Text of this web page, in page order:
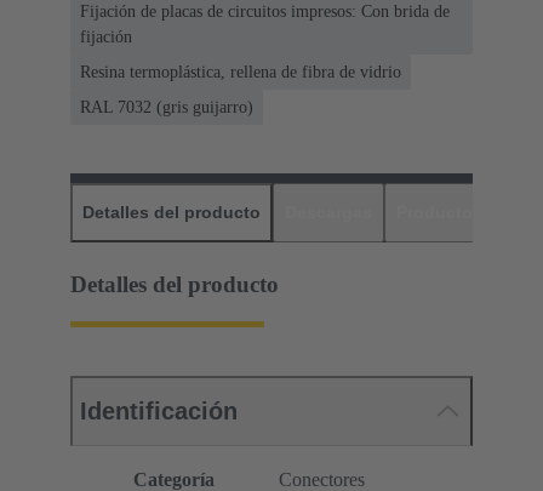
Fijación de placas de circuitos impresos: Con brida de
fijación
Resina termoplástica, rellena de fibra de vidrio
RAL 7032 (gris guijarro)
Detalles del producto
Detalles del producto
Identificación
Categoría
Conectores